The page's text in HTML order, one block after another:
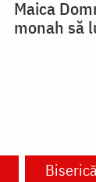
Maica
monah să